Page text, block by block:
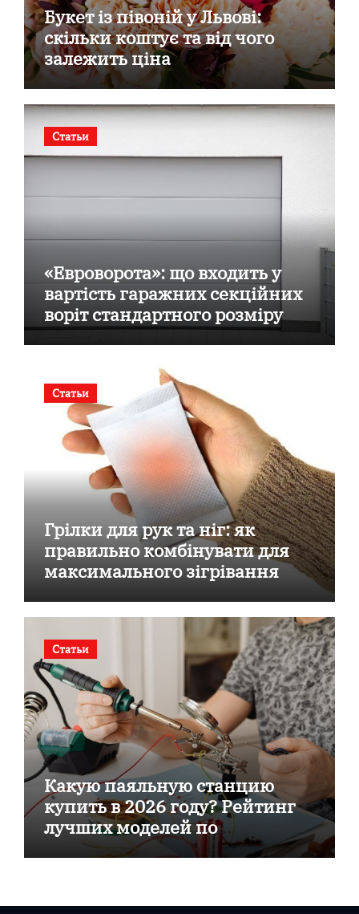
Букет із півоній у Львові:
скільки коштує та від чого
залежить ціна
Статьи
«Евроворота»: що входить у
вартість гаражних секційних
воріт стандартного розміру
Статьи
Грілки для рук та ніг: як
правильно комбінувати для
максимального зігрівання
Статьи
Какую паяльную станцию
купить в 2026 году? Рейтинг
лучших моделей по
соотношению цена/качество